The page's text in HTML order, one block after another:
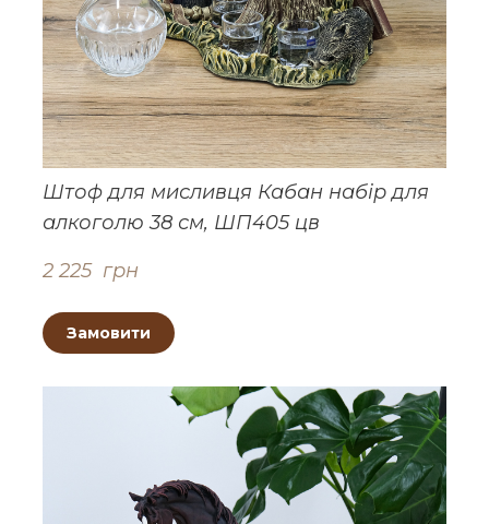
Штоф для мисливця Кабан набір для
алкоголю 38 см, ШП405 цв
2 225  грн
Замовити